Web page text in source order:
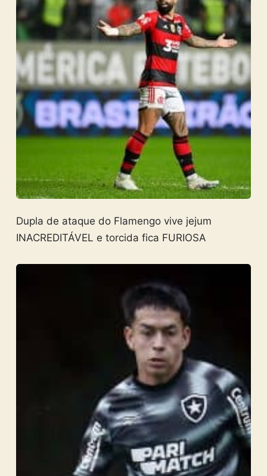
Dupla de ataque do Flamengo vive jejum
INACREDITÁVEL e torcida fica FURIOSA